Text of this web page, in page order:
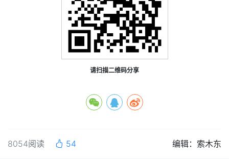
请扫描二维码分享
8054阅读 54 编辑：索木东